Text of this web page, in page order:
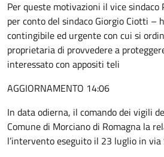
Per queste motivazioni il vice
per conto del sindaco Giorgio Ciotti –
contingibile ed urgente con cui si
proprietaria di provvedere a
interessato con appositi teli
AGGIORNAMENTO 14:06
In data odierna, il comando dei vigili
Comune di Morciano di Romagna la
l’intervento eseguito il 23 luglio in